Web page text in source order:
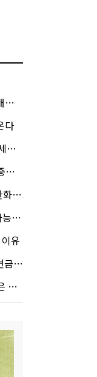
다
?
'
유
은